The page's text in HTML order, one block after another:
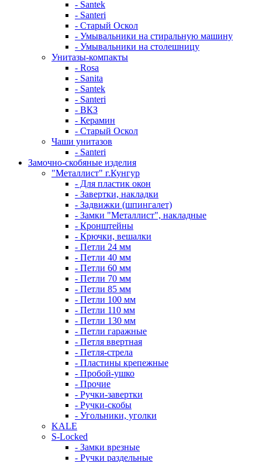
- Santek
- Santeri
- Старый Оскол
- Умывальники на стиральную машину
- Умывальники на столешницу
Унитазы-компакты
- Rosa
- Sanita
- Santek
- Santeri
- ВКЗ
- Керамин
- Старый Оскол
Чаши унитазов
- Santeri
Замочно-скобяные изделия
"Металлист" г.Кунгур
- Для пластик окон
- Завертки, накладки
- Задвижки (шпингалет)
- Замки "Металлист", накладные
- Кронштейны
- Крючки, вешалки
- Петли 24 мм
- Петли 40 мм
- Петли 60 мм
- Петли 70 мм
- Петли 85 мм
- Петли 100 мм
- Петли 110 мм
- Петли 130 мм
- Петли гаражные
- Петля ввертная
- Петля-стрела
- Пластины крепежные
- Пробой-ушко
- Прочие
- Ручки-завертки
- Ручки-скобы
- Угольники, уголки
KALE
S-Locked
- Замки врезные
- Ручки раздельные